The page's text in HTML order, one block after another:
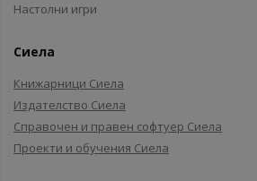
Настолни игри
Сиела
Книжарници Сиела
Издателство Сиела
Справочен и правен софтуер Сиела
Проекти и обучения Сиела